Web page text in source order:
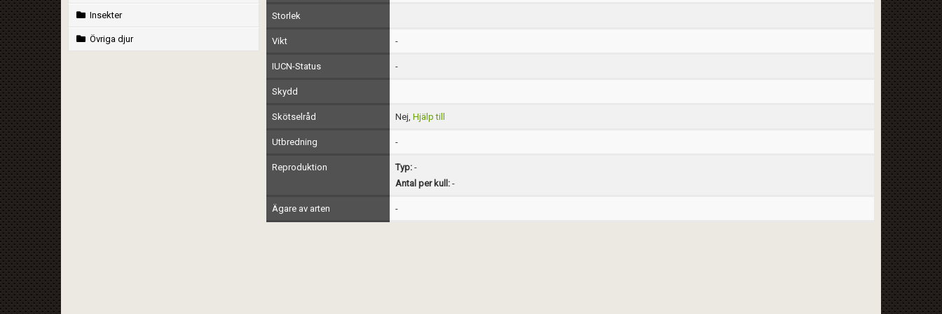
Insekter
Övriga djur
Storlek
Vikt -
IUCN-Status -
Skydd
Skötselråd Nej, Hjälp till
Utbredning -
Reproduktion Typ:-
Antal per kull:-
Ägare av arten -